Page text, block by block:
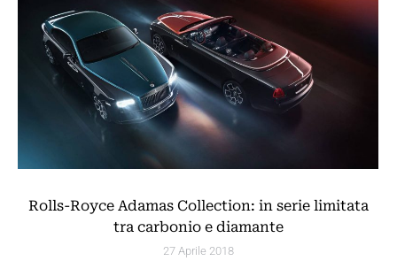
Rolls-Royce Adamas Collection: in serie limitata
tra carbonio e diamante
27 Aprile 2018